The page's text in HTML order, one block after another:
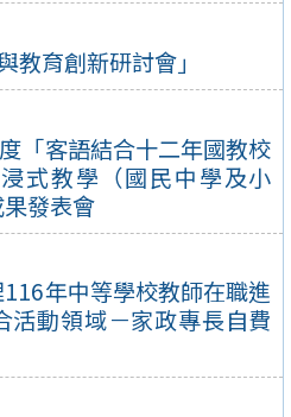
教育創新研討會」
「客語結合十二年國教校
式教學（國民中學及小
發表會
年中等學校教師在職進
活動領域－家政專長自費